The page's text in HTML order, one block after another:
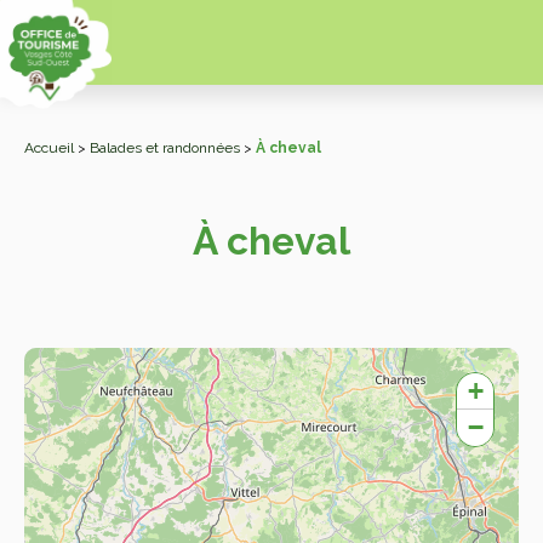
Accueil> Balades et randonnées > À cheval
À cheval
+
−